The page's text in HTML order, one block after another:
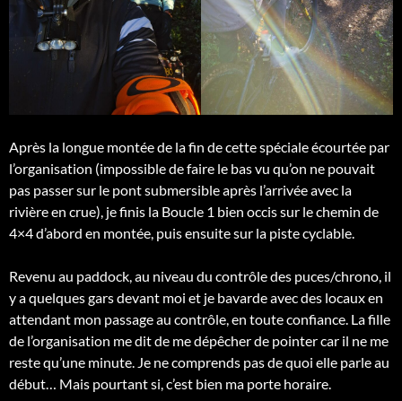
Après la longue montée de la fin de cette spéciale écourtée par
l’organisation (impossible de faire le bas vu qu’on ne pouvait
pas passer sur le pont submersible après l’arrivée avec la
rivière en crue), je finis la Boucle 1 bien occis sur le chemin de
4×4 d’abord en montée, puis ensuite sur la piste cyclable.
Revenu au paddock, au niveau du contrôle des puces/chrono, il
y a quelques gars devant moi et je bavarde avec des locaux en
attendant mon passage au contrôle, en toute confiance. La fille
de l’organisation me dit de me dépêcher de pointer car il ne me
reste qu’une minute. Je ne comprends pas de quoi elle parle au
début… Mais pourtant si, c’est bien ma porte horaire.